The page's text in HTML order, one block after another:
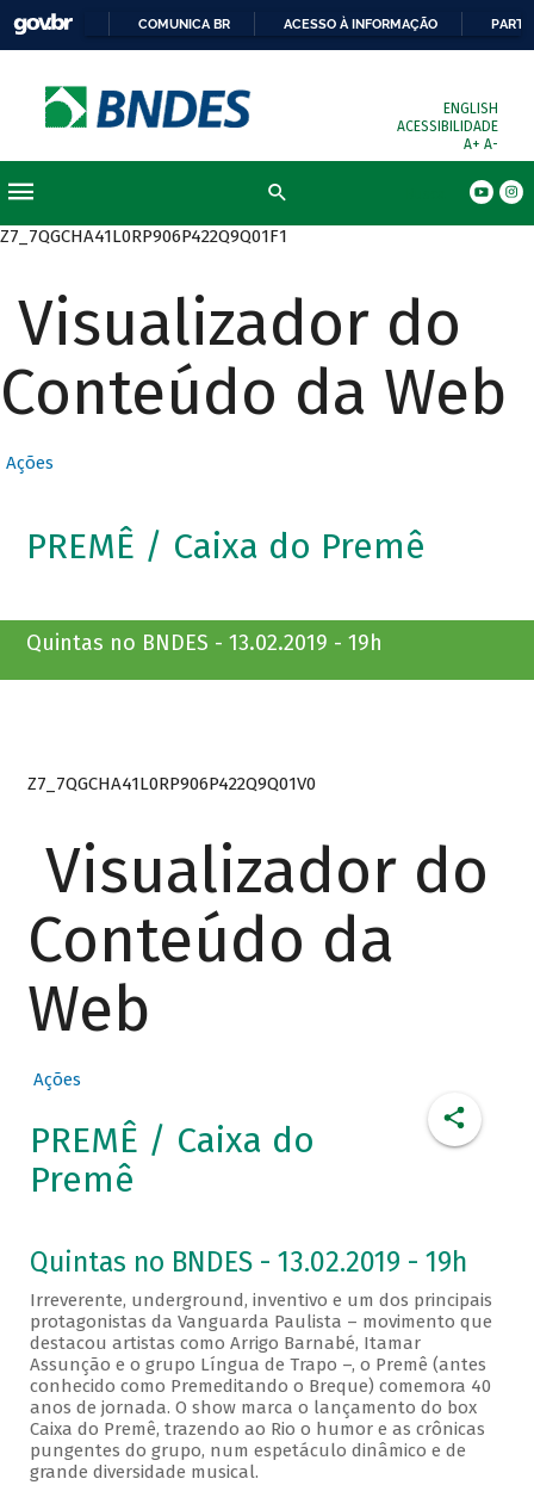
COMUNICA BR ACESSO À INFORMAÇÃO
ENGLISH
ACESSIBILIDADE
A+ A-
Z7_7QGCHA41L0RP906P422Q9Q01F1
Visualizador do
Conteúdo da Web
Ações
PREMÊ / Caixa do Premê
Quintas no BNDES - 13.02.2019 - 19h
Z7_7QGCHA41L0RP906P422Q9Q01V0
Visualizador do
Conteúdo da
Web
Ações
PREMÊ / Caixa do
Premê
Quintas no BNDES - 13.02.2019 - 19h
Irreverente, underground, inventivo e um dos principais
protagonistas da Vanguarda Paulista – movimento que
destacou artistas como Arrigo Barnabé, Itamar
Assunção e o grupo Língua de Trapo –, o Premê (antes
conhecido como Premeditando o Breque) comemora 40
anos de jornada. O show marca o lançamento do box
Caixa do Premê, trazendo ao Rio o humor e as crônicas
pungentes do grupo, num espetáculo dinâmico e de
grande diversidade musical.